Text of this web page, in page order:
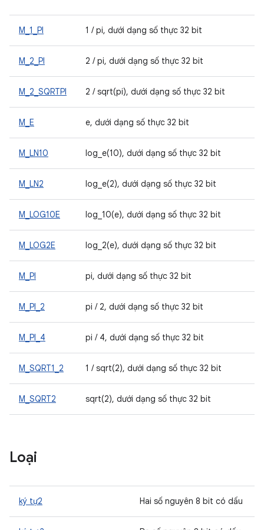
M_1_PI 1 / pi, dưới dạng số thực 32 bit
M_2_PI 2 / pi, dưới dạng số thực 32 bit
M_2_SQRTPI 2 / sqrt(pi), dưới dạng số thực 32 bit
M_E e, dưới dạng số thực 32 bit
M_LN10 log_e(10), dưới dạng số thực 32 bit
M_LN2 log_e(2), dưới dạng số thực 32 bit
M_LOG10E log_10(e), dưới dạng số thực 32 bit
M_LOG2E log_2(e), dưới dạng số thực 32 bit
M_PI pi, dưới dạng số thực 32 bit
M_PI_2 pi / 2, dưới dạng số thực 32 bit
M_PI_4 pi / 4, dưới dạng số thực 32 bit
M_SQRT1_2 1 / sqrt(2), dưới dạng số thực 32 bit
M_SQRT2 sqrt(2), dưới dạng số thực 32 bit
Loại
ký tự2 Hai số nguyên 8 bit có dấu